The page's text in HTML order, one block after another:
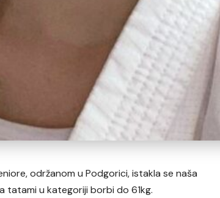
održanom u Podgorici, istakla se naša
tatami u kategoriji borbi do 61kg.